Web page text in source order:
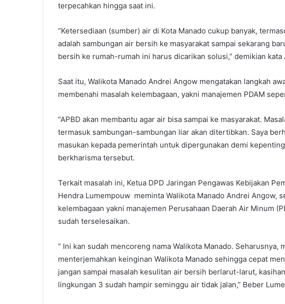
terpecahkan hingga saat ini.
“Ketersediaan (sumber) air di Kota Manado cukup banyak,
adalah sambungan air bersih ke masyarakat sampai sekarang
bersih ke rumah-rumah ini harus dicarikan solusi,” demikian
Saat itu, Walikota Manado Andrei Angow mengatakan langkah
membenahi masalah kelembagaan, yakni manajemen PDAM
“APBD akan membantu agar air bisa sampai ke masyarakat.
termasuk sambungan-sambungan liar akan ditertibkan. Saya
masukan kepada pemerintah untuk dipergunakan demi
berkharisma tersebut.
Terkait masalah ini, Ketua DPD Jaringan Pengawas Kebijakan
Hendra Lumempouw meminta Walikota Manado Andrei Angow,
kelembagaan yakni manajemen Perusahaan Daerah Air Minum
sudah terselesaikan.
” Ini kan sudah mencoreng nama Walikota Manado. Seharusnya,
menterjemahkan keinginan Walikota Manado sehingga cepat
jangan sampai masalah kesulitan air bersih berlarut-larut,
lingkungan 3 sudah hampir seminggu air tidak jalan,” Beber